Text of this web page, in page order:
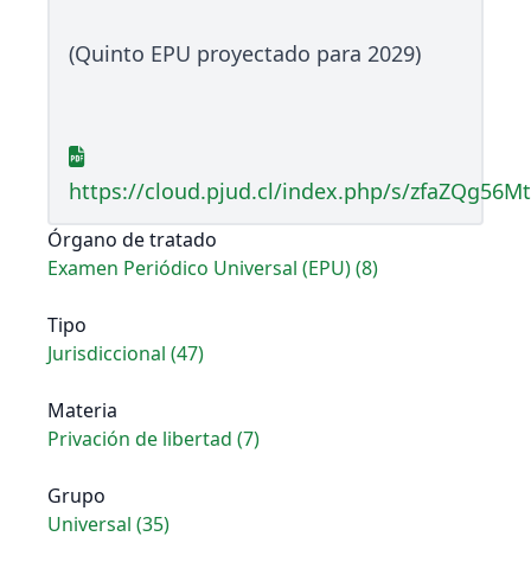
(Quinto EPU proyectado para 2029)
https://cloud.pjud.cl/index.php/s/
Órgano de tratado
Examen Periódico Universal (EPU) (8)
Tipo
Jurisdiccional (47)
Materia
Privación de libertad (7)
Grupo
Universal (35)